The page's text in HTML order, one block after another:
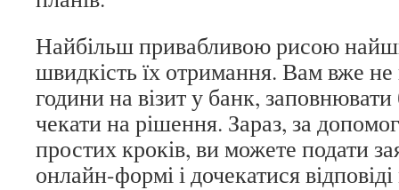
Найбільш привабливою рисою
швидкість їх отримання. Вам вже не
години на візит у банк, заповнювати
чекати на рішення. Зараз, за
простих кроків, ви можете подати
онлайн-формі і дочекатися